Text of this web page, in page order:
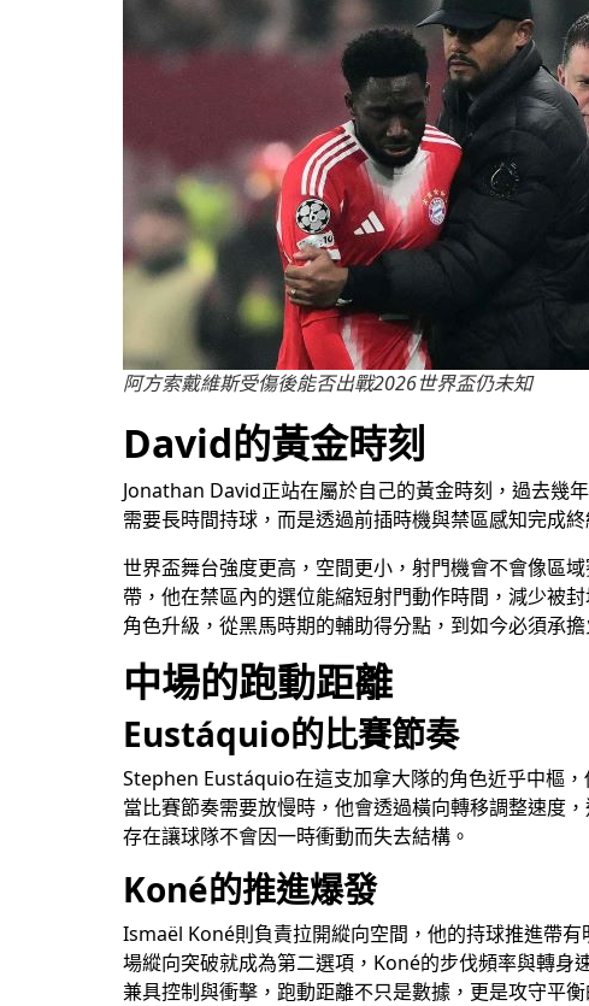
阿方索戴維斯受傷後能否出戰2026世界盃仍未知
David的黃金時刻
Jonathan David正站在屬於自己的黃金時刻，過去幾
需要長時間持球，而是透過前插時機與禁區感知完成
世界盃舞台強度更高，空間更小，射門機會不會像區
帶，他在禁區內的選位能縮短射門動作時間，減少被
角色升級，從黑馬時期的輔助得分點，到如今必須承
中場的跑動距離
Eustáquio的比賽節奏
Stephen Eustáquio在這支加拿大隊的角色近乎中樞
當比賽節奏需要放慢時，他會透過橫向轉移調整速度
存在讓球隊不會因一時衝動而失去結構。
Koné的推進爆發
Ismaël Koné則負責拉開縱向空間，他的持球推進帶
場縱向突破就成為第二選項，Koné的步伐頻率與轉
兼具控制與衝擊，跑動距離不只是數據，更是攻守平衡